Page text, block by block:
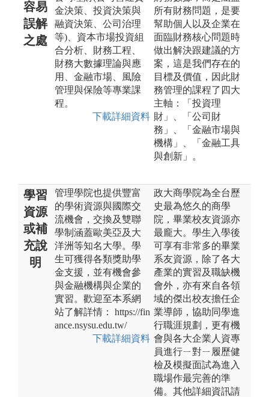
容易
誤解
之處
金決策、投資決策與
融資決策、公司治理
等)、資本市場投資組
合分析、財務工程、
財務大數據理論與應
用、金融市場、風險
管理與保險等專業課
程。
下載詳細資料
所有財務問題，是要
幫助個人以及企業在
面臨財務核心問題時
做出解決跟建議的方
案，這是我們存在的
目標及價值，因此財
務管理的課程了四大
主軸：「投資理
財」、「公司財
務」、「金融市場與
機構」、「金融工具
與創新」。
學習
資源
或補
充說
明
管理學院也提供豐富
的學術資源與國際交
流機會，交換及雙聯
學制涵蓋歐美亞及大
洋洲等知名大學。學
生可獲得各類獎助學
金支援，並有機會參
與金融機構與企業的
實習。歡迎至本系網
站了解詳情： https://fin
ance.nsysu.edu.tw/
下載詳細資料
政大商學院為全台歷
史最為悠久的商學
院，畢業校友資源亦
最龐大。學生入學後
可享有非常多的畢業
系友資源，除了各大
產業的實習及職缺機
會外，亦有來自各領
域的傑出校友擔任企
業導師，協助同學進
行職涯規劃，更有機
會與各大企業人資專
員進行ㄧ對ㄧ履歷健
檢及模擬面試為進入
職場作最完善的準
備。其他詳細資訊請